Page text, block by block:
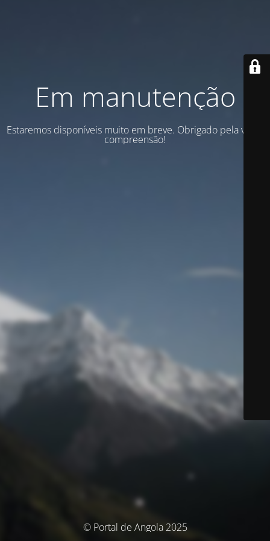
Em manutenção
Estaremos disponíveis muito em breve. Obrigado pela vossa
compreensão!
© Portal de Angola 2025